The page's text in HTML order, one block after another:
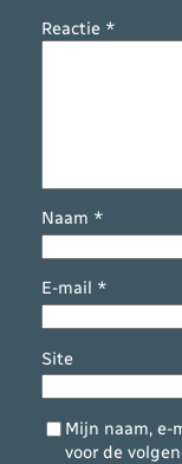
Reactie *
Naam *
E-mail *
Site
Mijn naam, e-
voor de